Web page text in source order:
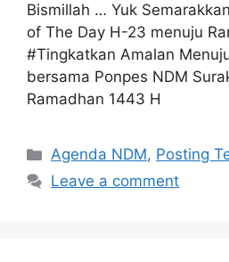
Bismillah … Yuk
of The Day H-23 menuju
#Tingkatkan Amalan
bersama Ponpes NDM
Ramadhan 1443 H
Categories
Agenda NDM, Posting
Leave a comment